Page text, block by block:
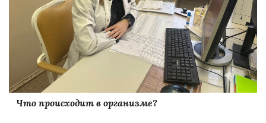
Что происходит в организме?